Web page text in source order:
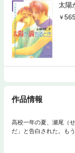
太陽
作品情報
高校一年の夏、瀬尾（
だ」と告白された。も
続ける瀬尾は、その想
隣は、いつも心地好く